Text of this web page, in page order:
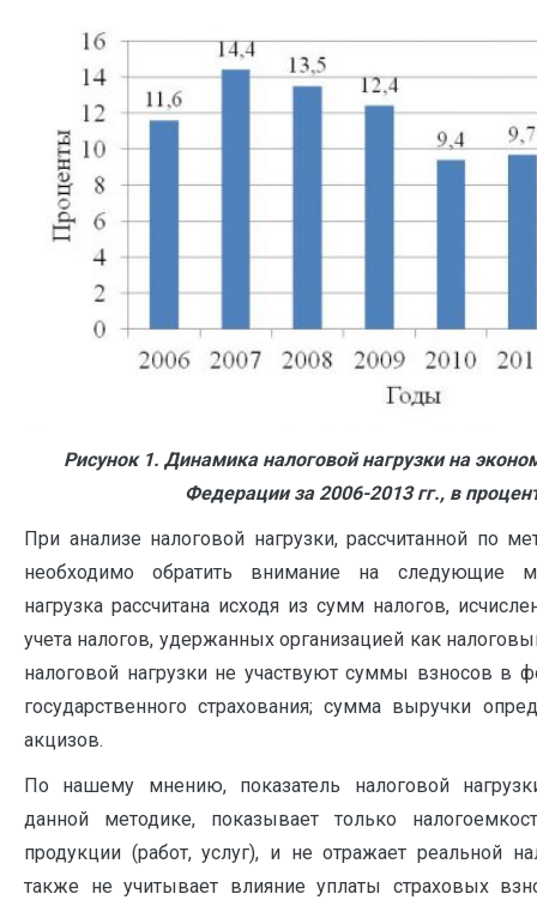
Рисунок 1. Динамика налоговой нагрузки на
Федерации за 2006-2013 гг., в
При анализе налоговой нагрузки, рассчитанной по
необходимо обратить внимание на следующие
нагрузка рассчитана исходя из сумм налогов,
учета налогов, удержанных организацией как
налоговой нагрузки не участвуют суммы взносов в
государственного страхования; сумма выручки
акцизов.
По нашему мнению, показатель налоговой
данной методике, показывает только
продукции (работ, услуг), и не отражает реальной
также не учитывает влияние уплаты страховых